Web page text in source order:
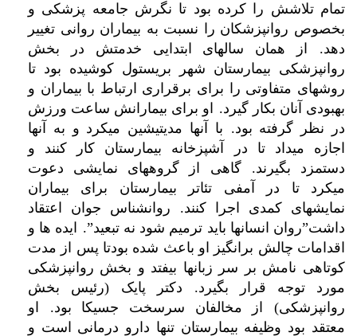
تمام تلاشش را کرده بود تا نگرش جامعه پزشکی و
بخصوص روانپزشکان را نسبت به بیماران روانی تغییر
دهد.
از همان سالهای ابتدایی خدمتش در بخش
روانپزشکی بیمارستان شهر بریستول کوشیده بود تا
روشهای متفاوتی را برای برقراری ارتباط با بیماران و
بهبودی آنان بکار گیرد.
او برای بیمارانش ساعت ورزش
در نظر گرفته بود. با آنها مدیتیشین میکرد و به آنها
اجازه میداد تا در آشپزخانه بیمارستان کار کنند و
دستمزد بگیرند.گاهی از گروههای نمایشی دعوت
میکرد تا در آمفی تئاتر بیمارستان برای بیماران
نمایشهای کمدی اجرا کنند.
روانشناس جوان اعتقاد
داشت”روان انسانها باید ترمیم شود نه تبعید”.
ایده ها و
اقدامات چالش برانگیز او باعث شده بودتا پس از مدت
کوتاهی نامش بر سر زبانها بیفتد و بخش روانپزشکی
مورد توجه قرار بگیرد. دکتر پایک (رئیس بخش
روانپزشکی)
از مخالفان سرسخت جسیکا بود.
او
معتقد بود وظیفه بیمارستان تنها دارو درمانی است و